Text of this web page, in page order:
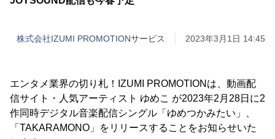
株式会社IZUMI PROMOTIONサービス 2023年3月1日 14:45
エンタメ業界の切り札！IZUMI PROMOTIONは、動画配
信サイト・人気アーティスト ゆめこ が2023年2月28日に2
作同時デジタル音楽配信シングル「ゆめつかみたい」、
「TAKARAMONO」をリリースすることをお知らせいた